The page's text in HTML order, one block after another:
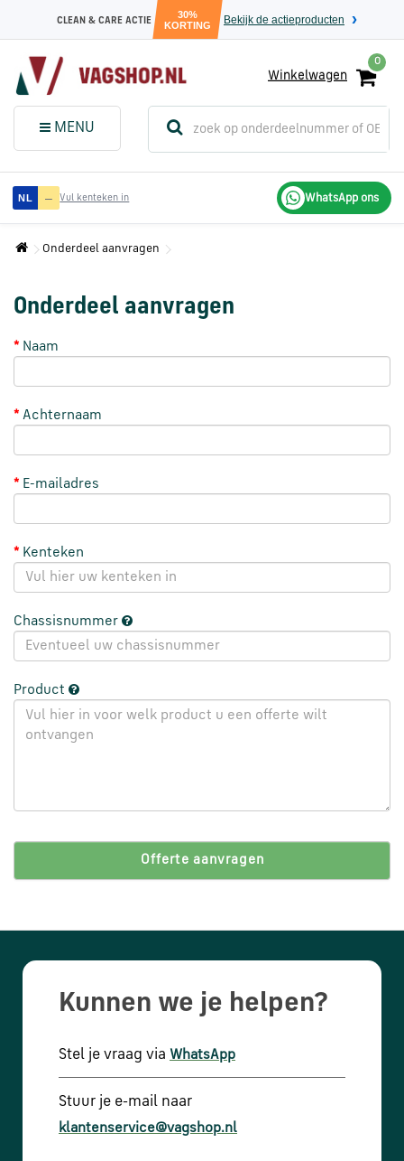
CLEAN & CARE ACTIE
30%
KORTING
Bekijk de actieproducten
0
Winkelwagen
MENU
Menu (Sluit dit
menuvenster)
Audi
onderdelen
SEAT
Škoda
onderdelen
Zomeraanbiedingen
Kunnen
we
je
helpen?
WhatsApp
een
mail
Bestellen
betalen
NL — Vul kenteken in WhatsApp ons
Onderdeel aanvragen
Onderdeel aanvragen
Naam
Achternaam
E-mailadres
Kenteken
Chassisnummer
Product
Offerte aanvragen
Kunnen we je helpen?
Stel je vraag via WhatsApp
Stuur je e-mail naar
klantenservice@vagshop.nl